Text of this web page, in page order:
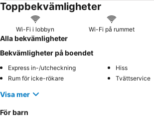
Toppbekvämligheter
Wi-Fi i lobbyn Wi-Fi på rummet
Alla bekvämligheter
Bekvämligheter på boendet
Express in-/utcheckning
Hiss
Rum för icke-rökare
Tvättservice
Visa mer
För barn